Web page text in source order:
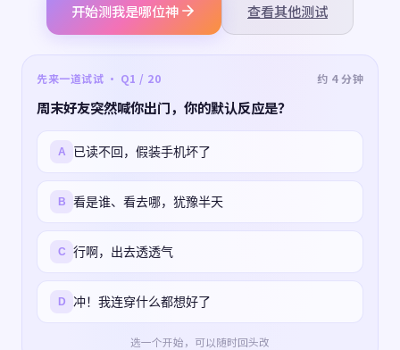
开始测我是哪位神 查看其他测试
先来一道试试 · Q1 / 20 约 4 分钟
周末好友突然喊你出门，你的默认反应是？
A 已读不回，假装手机坏了
B 看是谁、看去哪，犹豫半天
C 行啊，出去透透气
D 冲！我连穿什么都想好了
选一个开始，可以随时回头改